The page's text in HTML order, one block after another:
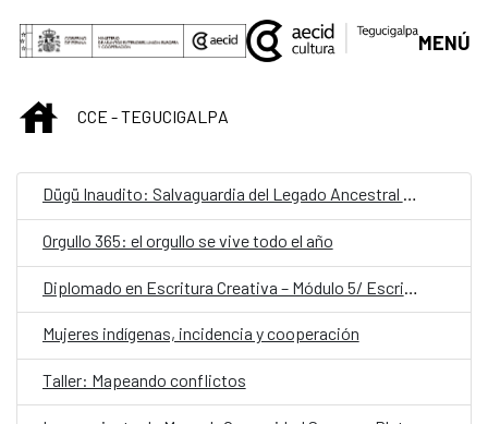
Saltar al contenido principal
MENÚ
INICIOCCE - TEGUCIGALPA
Dügü Inaudito: Salvaguardia del Legado Ancestral Garífuna/ Presentación pública de resultados y diálogo sobre patrimonio vivo
Orgullo 365: el orgullo se vive todo el año
Mujeres indígenas, incidencia y cooperación
Taller: Mapeando conflictos